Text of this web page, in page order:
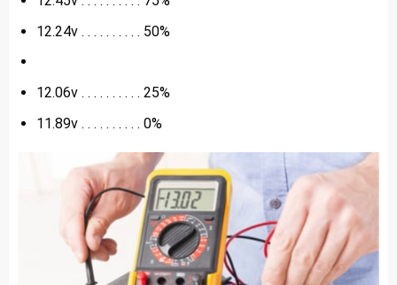
12.24v . . . . . . . . . . 50%
12.06v . . . . . . . . . . 25%
11.89v . . . . . . . . . . 0%